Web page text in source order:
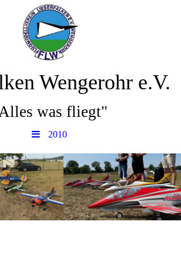
Wengerohr e.V.
was fliegt"
2010